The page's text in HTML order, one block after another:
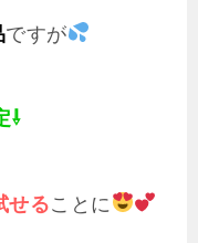
ですが
⇩
せることに